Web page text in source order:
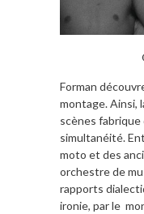
Forman
montage. Ainsi,
scènes fabrique
simultanéité.
moto et des
orchestre de
rapports
ironie, par le